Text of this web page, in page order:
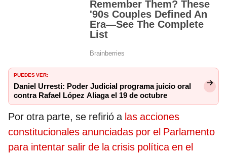
PUEDES VER:
Daniel Urresti: Poder Judicial programa juicio oral
contra Rafael López Aliaga el 19 de octubre
Por otra parte, se refirió a las acciones
constitucionales anunciadas por el Parlamento
para intentar salir de la crisis política en el